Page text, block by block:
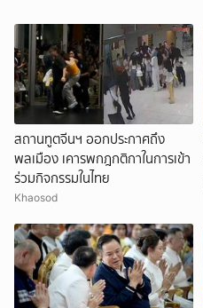
ด้าน ทั้งครอบครัว โรงเรียน เพื่อน
และสื่อโซเ
สถานทูตจีนฯ ออกประกาศถึง
พลเมือง เคารพกฎกติกาในการเข้า
ร่วมกิจกรรมในไทย
Khaosod